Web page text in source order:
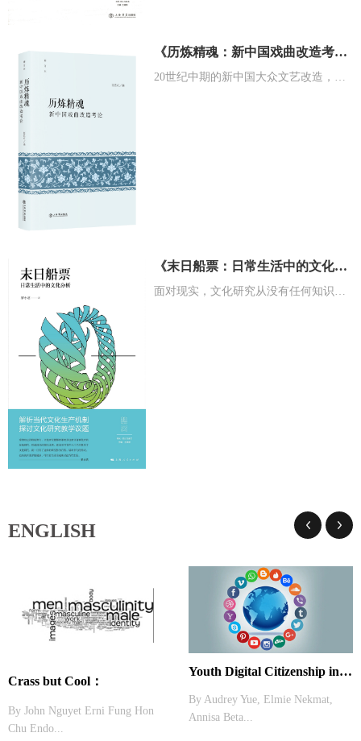
《历炼精魂：新中国戏曲改造考论》
《末日船票：日常生活中的文化分析》
ENGLISH
Crass but Cool：
By John Nguyet Erni Fung Hon
Chu Endo...
Youth Digital Citizenship in Asia: From Activism to Literacy
By Audrey Yue, Elmie Nekmat,
Annisa Beta...